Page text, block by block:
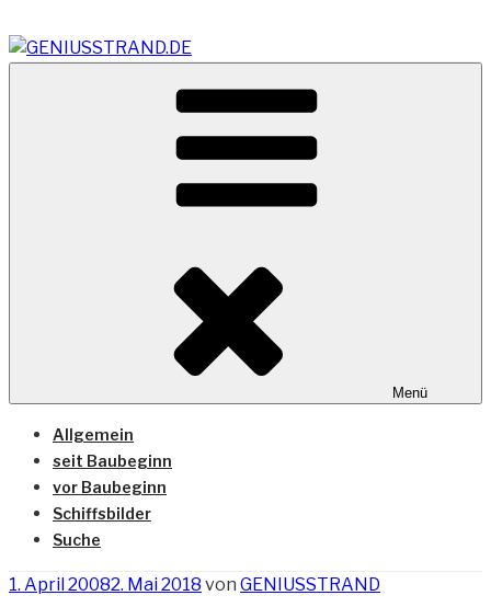
Inhalt
springen
GENIUSSTRAND.DE
Vom Geniusstrand zum JadeWeserPort/Container
Terminal Wilhelmshaven
Menü
Allgemein
seit Baubeginn
vor Baubeginn
Schiffsbilder
Suche
Veröffentlicht
1. April 20082. Mai 2018 von GENIUSSTRAND